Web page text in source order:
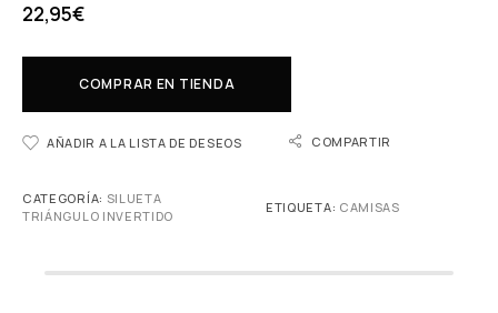
22,95€
COMPRAR EN TIENDA
AÑADIR A LA LISTA DE DESEOS COMPARTIR
CATEGORÍA: SILUETA
TRIÁNGULO INVERTIDO
ETIQUETA: CAMISAS